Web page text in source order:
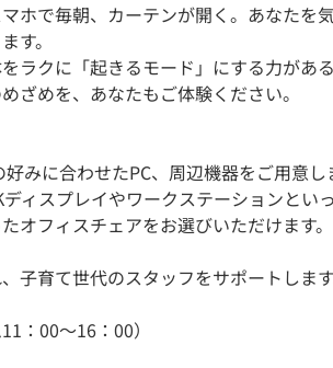
ホで毎朝、カーテンが開く。あなたを
す。
ラクに「起きるモード」にする力がある
ざめを、あなたもご体験ください。
みに合わせたPC、周辺機器をご用意し
ィスプレイやワークステーションとい
オフィスチェアをお選びいただけます。
育て世代のスタッフをサポートします
：00〜16：00）